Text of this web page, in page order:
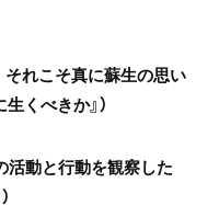
それこそ真に蘇生の思い
くべきか』）
活動と行動を観察した